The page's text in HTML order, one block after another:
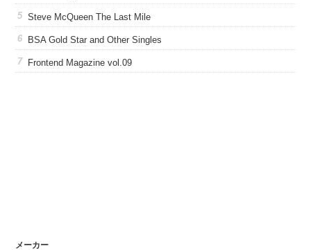
Steve McQueen The Last Mile
BSA Gold Star and Other Singles
Frontend Magazine vol.09
メーカー